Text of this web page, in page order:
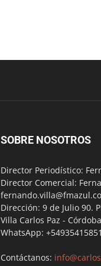
SOBRE NOSOTROS
Director Periodístico:
Director Comercial:
Dirección: 9 de Julio 90.
Villa Carlos Paz -
WhatsApp:
Contáctanos: